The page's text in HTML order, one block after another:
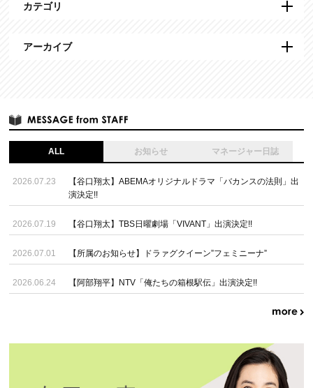
カテゴリ
アーカイブ
ALL お知らせ マネージャー日誌
2026.07.23
【谷口翔太】ABEMAオリジナルドラマ「バカンスの法則」出
演決定!!
2026.07.19 【谷口翔太】TBS日曜劇場「VIVANT」出演決定!!
2026.07.01 【所属のお知らせ】ドラァグクイーン”フェミニーナ”
2026.06.24 【阿部翔平】NTV「俺たちの箱根駅伝」出演決定!!